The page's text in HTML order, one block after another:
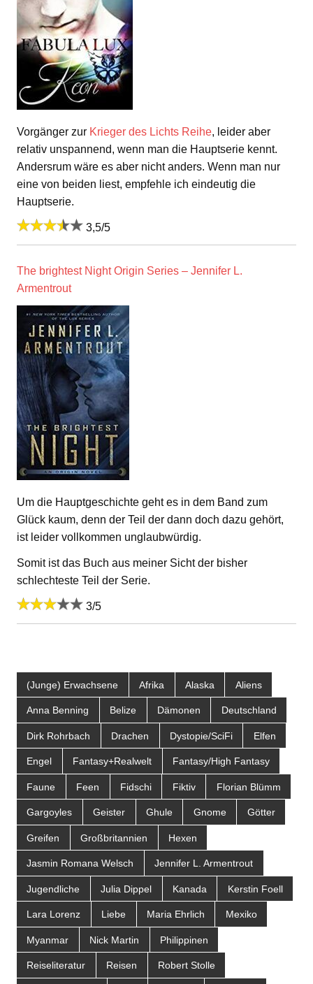
Vorgänger zur Krieger des Lichts Reihe, leider aber
relativ unspannend, wenn man die Hauptserie kennt.
Andersrum wäre es aber nicht anders. Wenn man nur
eine von beiden liest, empfehle ich eindeutig die
Hauptserie.
3,5/5
The brightest Night Origin Series – Jennifer L.
Armentrout
Um die Hauptgeschichte geht es in dem Band zum
Glück kaum, denn der Teil der dann doch dazu gehört,
ist leider vollkommen unglaubwürdig.
Somit ist das Buch aus meiner Sicht der bisher
schlechteste Teil der Serie.
3/5
(Junge) Erwachsene Afrika Alaska Aliens
Anna Benning Belize Dämonen Deutschland
Dirk Rohrbach Drachen Dystopie/SciFi Elfen
Engel Fantasy+Realwelt Fantasy/High Fantasy
Faune Feen Fidschi Fiktiv Florian Blümm
Gargoyles Geister Ghule Gnome Götter
Greifen Großbritannien Hexen
Jasmin Romana Welsch Jennifer L. Armentrout
Jugendliche Julia Dippel Kanada Kerstin Foell
Lara Lorenz Liebe Maria Ehrlich Mexiko
Myanmar Nick Martin Philippinen
Reiseliteratur Reisen Robert Stolle